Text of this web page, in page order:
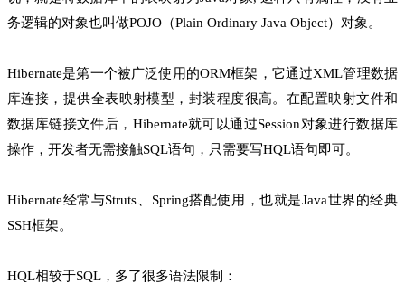
务逻辑的对象也叫做POJO（Plain Ordinary Java Object）对象。
Hibernate是第一个被广泛使用的ORM框架，它通过XML管理数据
库连接，提供全表映射模型，封装程度很高。在配置映射文件和
数据库链接文件后，Hibernate就可以通过Session对象进行数据库
操作，开发者无需接触SQL语句，只需要写HQL语句即可。
Hibernate经常与Struts、Spring搭配使用，也就是Java世界的经典
SSH框架。
HQL相较于SQL，多了很多语法限制：